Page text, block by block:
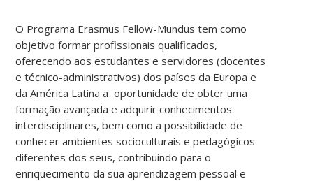
O Programa Erasmus Fellow-Mundus tem como
objetivo formar profissionais qualificados,
oferecendo aos estudantes e servidores (docentes
e técnico-administrativos) dos países da Europa e
da América Latina a oportunidade de obter uma
formação avançada e adquirir conhecimentos
interdisciplinares, bem como a possibilidade de
conhecer ambientes socioculturais e pedagógicos
diferentes dos seus, contribuindo para o
enriquecimento da sua aprendizagem pessoal e